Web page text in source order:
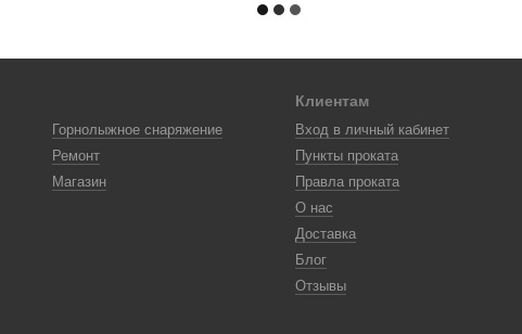
Горнолыжное снаряжение
Ремонт
Магазин
Клиентам
Вход в личный кабинет
Пункты проката
Правла проката
О нас
Доставка
Блог
Отзывы